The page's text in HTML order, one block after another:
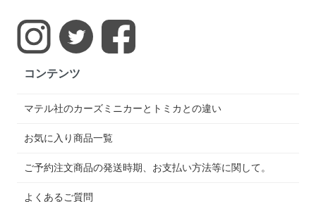
コンテンツ
マテル社のカーズミニカーとトミカとの違い
お気に入り商品一覧
ご予約注文商品の発送時期、お支払い方法等に関して。
よくあるご質問